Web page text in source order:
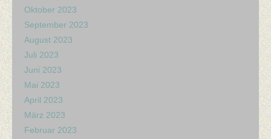
Oktober 2023
September 2023
August 2023
Juli 2023
Juni 2023
Mai 2023
April 2023
März 2023
Februar 2023